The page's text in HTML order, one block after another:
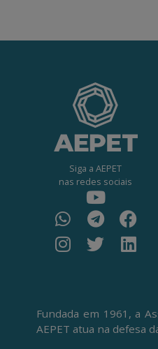
Siga a AEPET
nas redes sociais
Fundada em 1961, a
AEPET atua na defesa